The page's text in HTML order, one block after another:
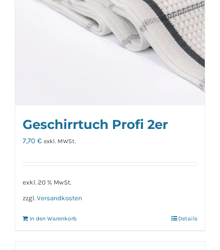
Geschirrtuch Profi 2er
7,70 € exkl. MWSt.
exkl. 20 % MwSt.
zzgl. Versandkosten
In den Warenkorb Details